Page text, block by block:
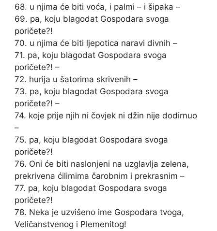
68. u njima će biti voća, i palmi – i šipaka –
69. pa, koju blagodat Gospodara svoga
poričete?!
70. u njima će biti ljepotica naravi divnih –
71. pa, koju blagodat Gospodara svoga
poričete?! –
72. hurija u šatorima skrivenih –
73. pa, koju blagodat Gospodara svoga
poričete?! –
74. koje prije njih ni čovjek ni džin nije dodirnuo
–
75. pa, koju blagodat Gospodara svoga
poričete?!
76. Oni će biti naslonjeni na uzglavlja zelena,
prekrivena ćilimima čarobnim i prekrasnim –
77. pa, koju blagodat Gospodara svoga
poričete?!
78. Neka je uzvišeno ime Gospodara tvoga,
Veličanstvenog i Plemenitog!